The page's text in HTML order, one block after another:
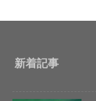
新着記事